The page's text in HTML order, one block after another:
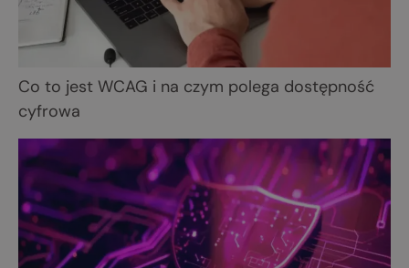
Co to jest WCAG i na czym polega dostępność
cyfrowa